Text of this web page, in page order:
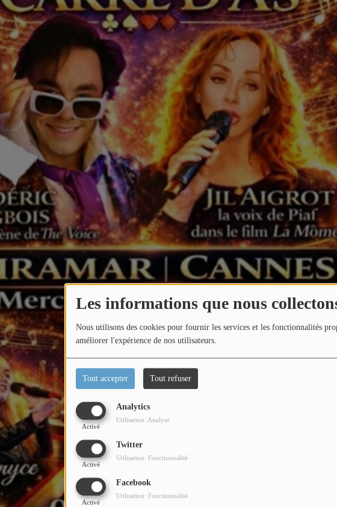
Les informations que nous
Nous utilisons des cookies pour fournir les services et les fonctionnalités
améliorer l'expérience de nos utilisateurs.
Tout accepter Tout refuser
Analytics
Activé
Utilisation: Analyse
Twitter
Activé
Utilisation: Fonctionnalité
Facebook
Activé
Utilisation: Fonctionnalité